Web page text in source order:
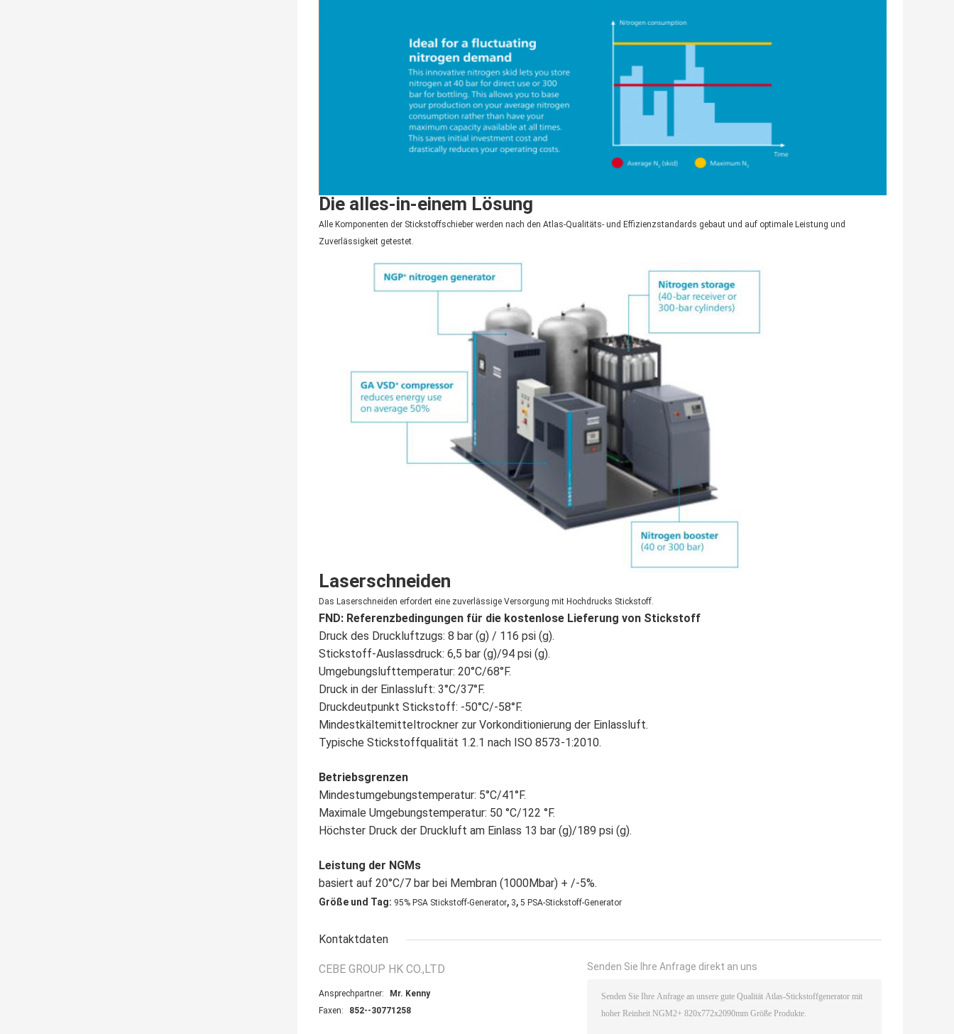
Die alles-in-einem Lösung
Alle Komponenten der Stickstoffschieber werden nach den Atlas-Qualitäts- und Effizienzstandards gebaut und auf optimale Leistung und
Zuverlässigkeit getestet.
Laserschneiden
Das Laserschneiden erfordert eine zuverlässige Versorgung mit Hochdrucks Stickstoff.
FND: Referenzbedingungen für die kostenlose Lieferung von Stickstoff
Druck des Druckluftzugs: 8 bar (g) / 116 psi (g).
Stickstoff-Auslassdruck: 6,5 bar (g)/94 psi (g).
Umgebungslufttemperatur: 20°C/68°F.
Druck in der Einlassluft: 3°C/37°F.
Druckdeutpunkt Stickstoff: -50°C/-58°F.
Mindestkältemitteltrockner zur Vorkonditionierung der Einlassluft.
Typische Stickstoffqualität 1.2.1 nach ISO 8573-1:2010.
Betriebsgrenzen
Mindestumgebungstemperatur: 5°C/41°F.
Maximale Umgebungstemperatur: 50 °C/122 °F.
Höchster Druck der Druckluft am Einlass 13 bar (g)/189 psi (g).
Leistung der NGMs
basiert auf 20°C/7 bar bei Membran (1000Mbar) + /-5%.
Größe und Tag: 95% PSA Stickstoff-Generator, 3, 5 PSA-Stickstoff-Generator
Kontaktdaten
CEBE GROUP HK CO.,LTD
Ansprechpartner:
Mr. Kenny
Faxen:
852--30771258
Senden Sie Ihre Anfrage direkt an uns